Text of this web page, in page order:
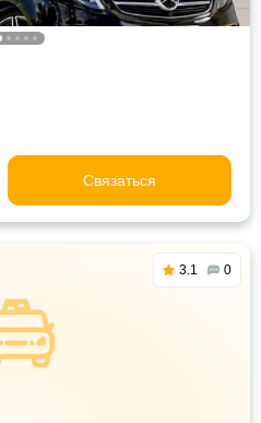
Связаться
3.1 0